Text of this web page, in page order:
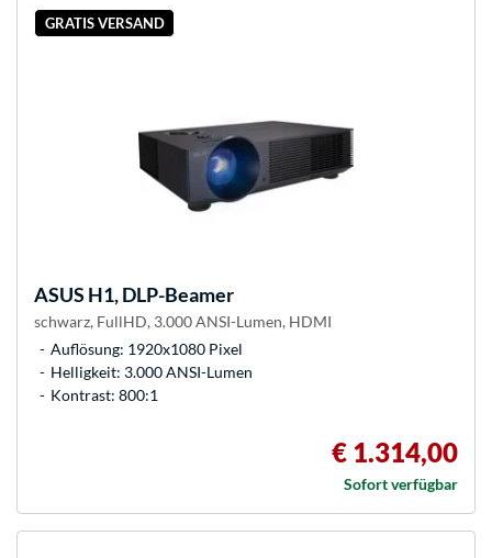
GRATIS VERSAND
ASUS H1, DLP-Beamer
schwarz, FullHD, 3.000 ANSI-Lumen, HDMI
Auflösung: 1920x1080 Pixel
Helligkeit: 3.000 ANSI-Lumen
Kontrast: 800:1
€ 1.314,00
Sofort verfügbar